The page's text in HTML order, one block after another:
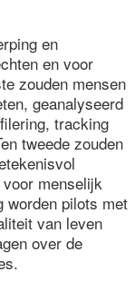
en
en voor
zouden mensen
geanalyseerd
tracking
tweede zouden
menselijk
worden pilots met
van leven
over de